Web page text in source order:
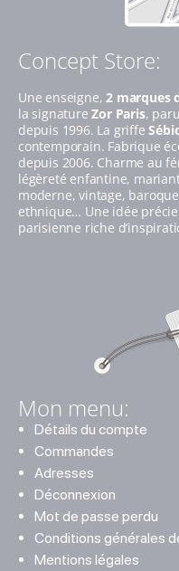
Concept Store:
Une enseigne,2 marques
la signatureZor Paris,
depuis 1996. La griffe
contemporain. Fabrique
depuis 2006. Charme au
légèreté enfantine,
moderne, vintage,
ethnique… Une idée
parisienne riche
Mon menu:
Détails du compte
Commandes
Adresses
Déconnexion
Mot de passe perdu
Conditions générales
Mentions légales